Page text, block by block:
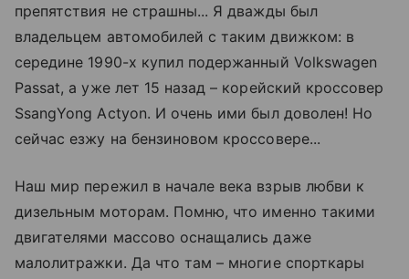
препятствия не страшны... Я дважды был
владельцем автомобилей с таким движком: в
середине 1990-х купил подержанный Volkswagen
Passat, а уже лет 15 назад – корейский кроссовер
SsangYong Actyon. И очень ими был доволен! Но
сейчас езжу на бензиновом кроссовере...
Наш мир пережил в начале века взрыв любви к
дизельным моторам. Помню, что именно такими
двигателями массово оснащались даже
малолитражки. Да что там – многие спорткары